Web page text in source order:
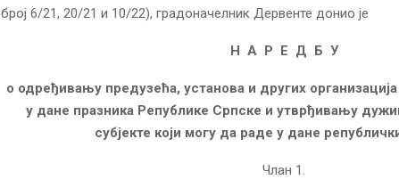
број 6/21, 20/21 и 10/22), градоначелник Дервенте донио је
Н А Р Е Д Б У
о одређивању предузећа, установа и других
у дане празника Републике Српске и утврђивању
субјекте који могу да раде у дане
Члан 1.